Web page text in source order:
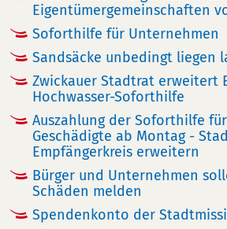
Eigentümergemeinschaften
Soforthilfe für Unternehmen
Sandsäcke unbedingt liegen
Zwickauer Stadtrat erweitert
Hochwasser-Soforthilfe
Auszahlung der Soforthilfe
Geschädigte ab Montag -
Empfängerkreis erweitern
Bürger und Unternehmen
Schäden melden
Spendenkonto der